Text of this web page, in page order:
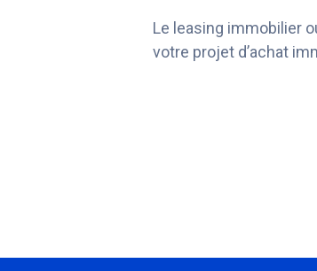
Le leasing immobilier
votre projet d’achat